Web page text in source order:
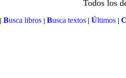
Todos los
Busca libros| Busca textos| Últimos|